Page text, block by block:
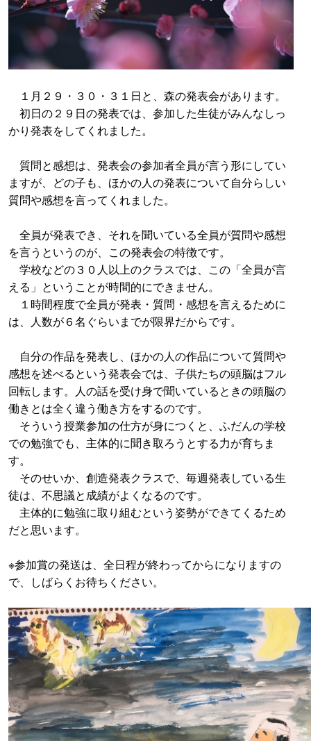
１月２９・３０・３１日と、森の発表会があります。
初日の２９日の発表では、参加した生徒がみんなしっ
かり発表をしてくれました。
質問と感想は、発表会の参加者全員が言う形にしてい
ますが、どの子も、ほかの人の発表について自分らしい
質問や感想を言ってくれました。
全員が発表でき、それを聞いている全員が質問や感想
を言うというのが、この発表会の特徴です。
学校などの３０人以上のクラスでは、この「全員が言
える」ということが時間的にできません。
１時間程度で全員が発表・質問・感想を言えるために
は、人数が６名ぐらいまでが限界だからです。
自分の作品を発表し、ほかの人の作品について質問や
感想を述べるという発表会では、子供たちの頭脳はフル
回転します。人の話を受け身で聞いているときの頭脳の
働きとは全く違う働き方をするのです。
そういう授業参加の仕方が身につくと、ふだんの学校
での勉強でも、主体的に聞き取ろうとする力が育ちま
す。
そのせいか、創造発表クラスで、毎週発表している生
徒は、不思議と成績がよくなるのです。
主体的に勉強に取り組むという姿勢ができてくるため
だと思います。
※参加賞の発送は、全日程が終わってからになりますの
で、しばらくお待ちください。